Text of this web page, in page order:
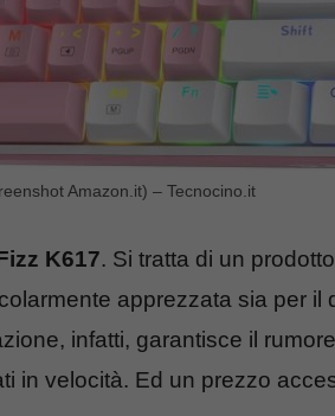
Amazon.it) – Tecnocino.it
K617. Si tratta di un
apprezzata sia per il
infatti, garantisce il
in velocità. Ed un prezzo